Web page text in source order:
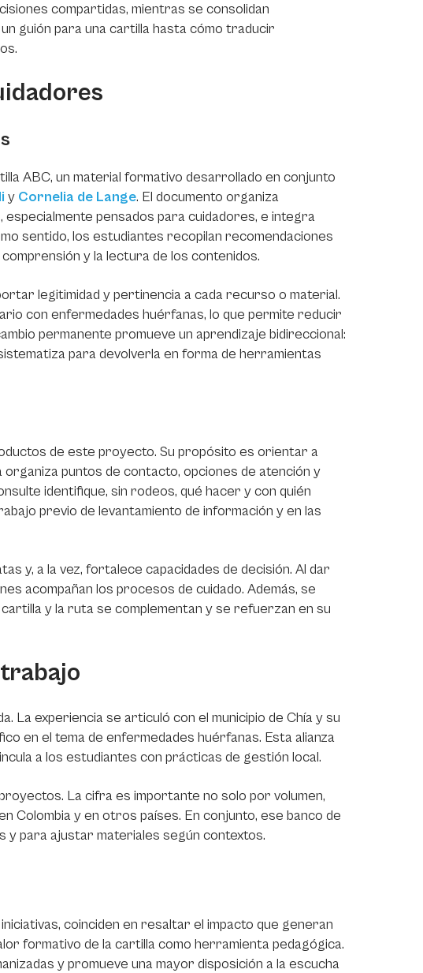
compartidas, mientras se consolidan
guión para una cartilla hasta cómo traducir
ABC, un material formativo desarrollado en conjunto
y Cornelia de Lange. El documento organiza
pensados para cuidadores, e integra
sentido, los estudiantes recopilan recomendaciones
y la lectura de los contenidos.
legitimidad y pertinencia a cada recurso o material.
con enfermedades huérfanas, lo que permite reducir
permanente promueve un aprendizaje bidireccional:
para devolverla en forma de herramientas
de este proyecto. Su propósito es orientar a
puntos de contacto, opciones de atención y
identifique, sin rodeos, qué hacer y con quién
previo de levantamiento de información y en las
y, a la vez, fortalece capacidades de decisión. Al dar
acompañan los procesos de cuidado. Además, se
y la ruta se complementan y se refuerzan en su
La experiencia se articuló con el municipio de Chía y su
en el tema de enfermedades huérfanas. Esta alianza
a los estudiantes con prácticas de gestión local.
La cifra es importante no solo por volumen,
Colombia y en otros países. En conjunto, ese banco de
para ajustar materiales según contextos.
coinciden en resaltar el impacto que generan
formativo de la cartilla como herramienta pedagógica.
y promueve una mayor disposición a la escucha